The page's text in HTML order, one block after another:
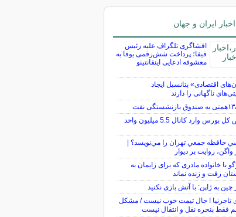
اخبار ایران و جهان
افشاگری تلگراف علیه رئیس
فیفا؛ پرداخت شش‌رقمی یوفا به
معشوقه ادعایی اینفانتینو
اقتصادی» پتانسیل ایجاد
ناگهانی را دارند
شاخص کل بورس وارد کانال 5.5 میلیون واحد
حافظه جمعي تهران را مي‌نويسد؟ |
روايت بر ديوار
با خانواده مادری که برای زایمان به
رفت و زنده نماند
به ژاپن: با آتش بازی نکنید
تاجرنیا ! حال تیمت خوب نیست / مشکل
فقط پنجره نقل و انتقال نیست